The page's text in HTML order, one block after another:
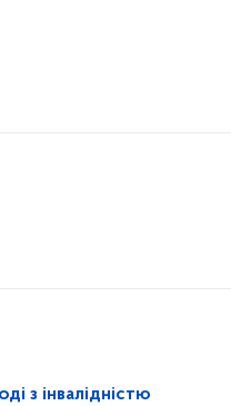
з інвалідністю